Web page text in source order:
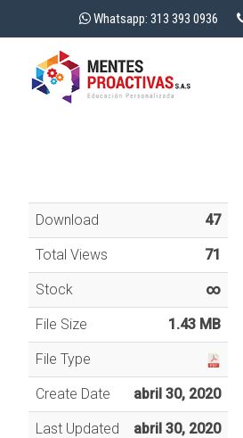
Whatsapp: 313 393 0936
Download 47
Total Views 71
Stock ∞
File Size 1.43 MB
File Type
Create Date abril 30, 2020
Last Updated abril 30, 2020